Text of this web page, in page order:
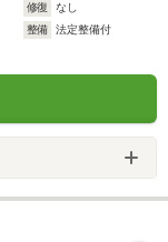
修復
なし
整備
法定整備付